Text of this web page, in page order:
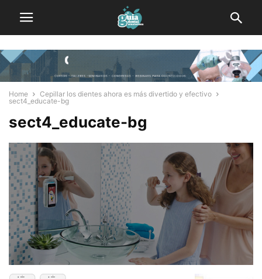
Home
Cepillar los dientes ahora es más divertido y efectivo
sect4_educate-bg
sect4_educate-bg